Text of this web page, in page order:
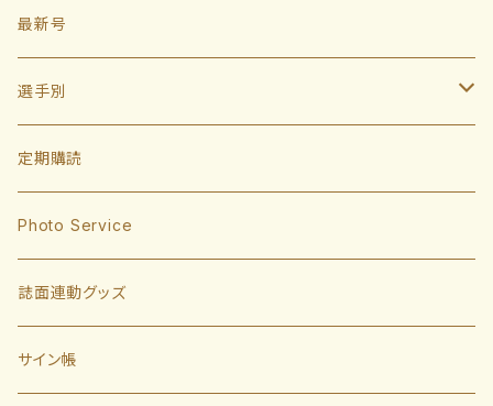
最新号
選手別
投手
東浜巨
有原航平
捕手
甲斐拓也
海野隆司
内野手
川瀬晃
外野手
定期購読
Photo Service
誌面連動グッズ
サイン帳